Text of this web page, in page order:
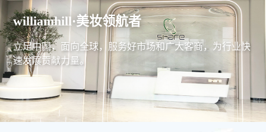
williamhill·美妆领航者
立足中国，面向全球，服务好市场和广大客商，为行业快
速发展贡献力量。